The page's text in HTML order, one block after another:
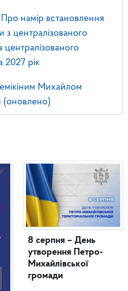
намір встановлення
з централізованого
централізованого
2027 рік
Михайлом
(оновлено)
8 серпня – День
утворення Петро-
Михайлівської
громади